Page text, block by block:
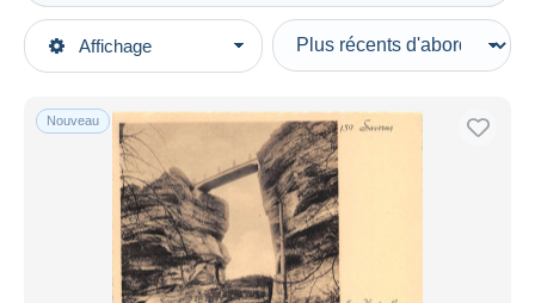
Affichage
Catégories principales
Europe
France
[67] Bas Rhin
Types de vente
En cours
Prix fixes
Enchères avec offres
Enchères sans offres
Maisons de vente
Vendus
Nouveau